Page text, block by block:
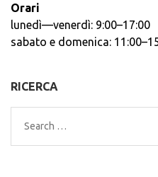
Orari
lunedì—venerdì: 9:00–17:00
sabato e domenica:
RICERCA
Search
for: